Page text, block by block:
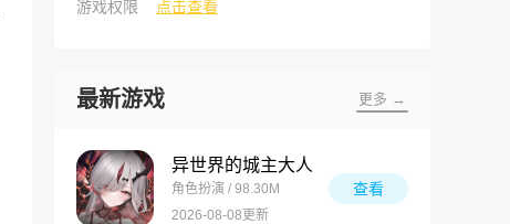
游戏权限
点击查看
最新游戏 更多 →
异世界的城主大人
角色扮演 / 98.30M
2026-08-08更新
查看